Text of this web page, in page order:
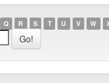
Q R S T U V W